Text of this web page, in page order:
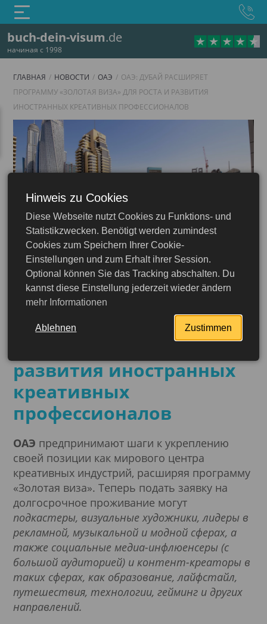
buch-dein-visum.de
начиная с 1998
ОАЭ
ГЛАВНАЯ НОВОСТИ ОАЭ
ОАЭ: ДУБАЙ РАСШИРЯЕТ
ПРОГРАММУ «ЗОЛОТАЯ ВИЗА» ДЛЯ РОСТА И РАЗВИТИЯ
ИНОСТРАННЫХ КРЕАТИВНЫХ ПРОФЕССИОНАЛОВ
04.02.2025
ОАЭ: Дубай расширяет
программу «Золотая
виза» для роста и
развития иностранных
креативных
профессионалов
ОАЭ предпринимают шаги к укреплению
своей позиции как мирового центра
креативных индустрий, расширяя программу
«Золотая виза». Теперь подать заявку на
долгосрочное проживание могут
подкастеры, визуальные художники, лидеры в
рекламной, музыкальной и модной сферах, а
также социальные медиа-инфлюенсеры (с
большой аудиторией) и контент-креаторы в
таких сферах, как образование, лайфстайл,
путешествия, технологии, гейминг и других
направлений.
Hinweis zu Cookies
Diese Webseite nutzt Cookies zu Funktions- und
Statistikzwecken. Benötigt werden zumindest
Cookies zum Speichern Ihrer Cookie-
Einstellungen und zum Erhalt ihrer Session.
Optional können Sie das Tracking abschalten. Du
kannst diese Einstellung jederzeit wieder ändern
mehr Informationen
Ablehnen Zustimmen